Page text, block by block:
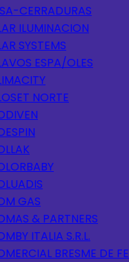
CERRADURAS
ILUMINACION
SYSTEMS
ESPA/OLES
NORTE
GAS
& PARTNERS
ITALIA S.R.L.
BRESME DE